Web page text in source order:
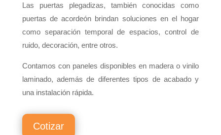
Las puertas plegadizas, también conocidas como
puertas de acordeón brindan soluciones en el hogar
como separación temporal de espacios, control de
ruido, decoración, entre otros.
Contamos con paneles disponibles en madera o vinilo
laminado, además de diferentes tipos de acabado y
una instalación rápida.
Cotizar